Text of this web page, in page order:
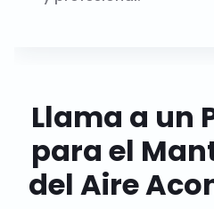
Llama a un
para el
del Aire